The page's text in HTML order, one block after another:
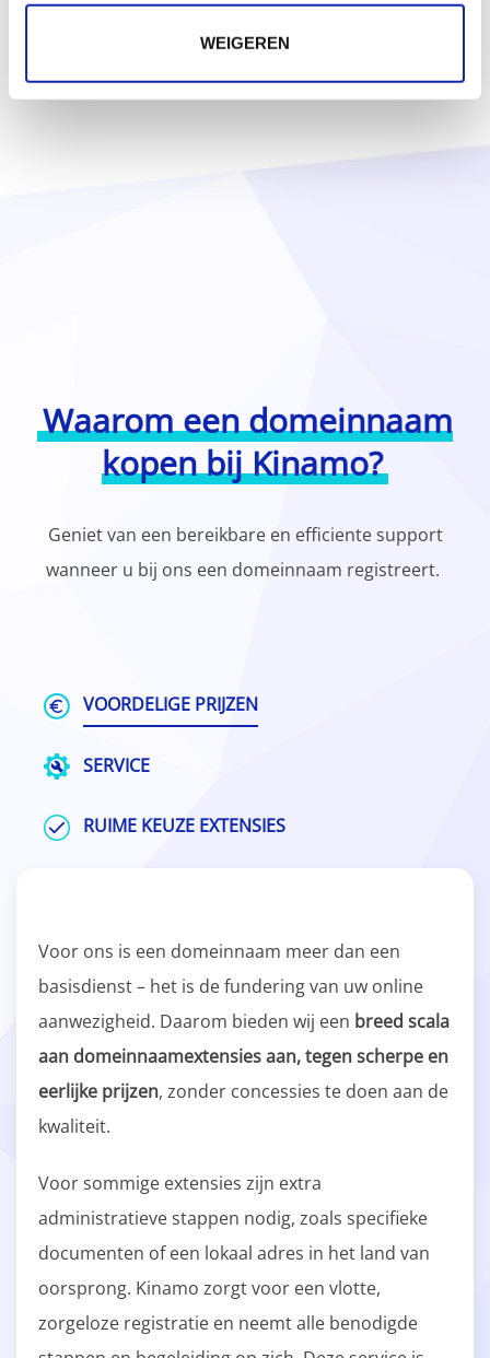
WEIGEREN
Waarom een domeinnaam
kopen bij Kinamo?
Geniet van een bereikbare en efficiente support
wanneer u bij ons een domeinnaam registreert.
VOORDELIGE PRIJZEN
SERVICE
RUIME KEUZE EXTENSIES
Voor ons is een domeinnaam meer dan een
basisdienst – het is de fundering van uw online
aanwezigheid. Daarom bieden wij een breed scala
aan domeinnaamextensies aan, tegen scherpe en
eerlijke prijzen, zonder concessies te doen aan de
kwaliteit.
Voor sommige extensies zijn extra
administratieve stappen nodig, zoals specifieke
documenten of een lokaal adres in het land van
oorsprong. Kinamo zorgt voor een vlotte,
zorgeloze registratie en neemt alle benodigde